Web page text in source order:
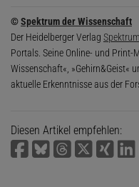
©Spektrum der Wissenschaft
Der Heidelberger Verlag
Portals. Seine Online- und Print-
Wissenschaft«, »Gehirn&Geist«
aktuelle Erkenntnisse aus der
Diesen Artikel empfehlen: